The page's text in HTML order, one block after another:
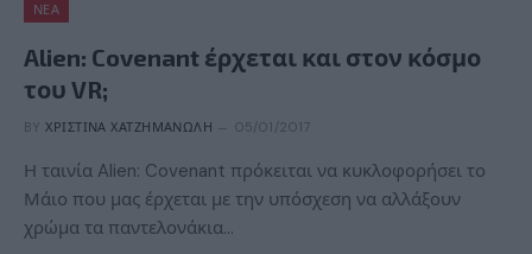
ΝΈΑ
Alien: Covenant έρχεται και στον κόσμο
του VR;
BY ΧΡΙΣΤΊΝΑ ΧΑΤΖΗΜΑΝΏΛΗ 05/01/2017
Η ταινία Alien: Covenant πρόκειται να κυκλοφορήσει το
Μάιο που μας έρχεται με την υπόσχεση να αλλάξουν
χρώμα τα παντελονάκια…